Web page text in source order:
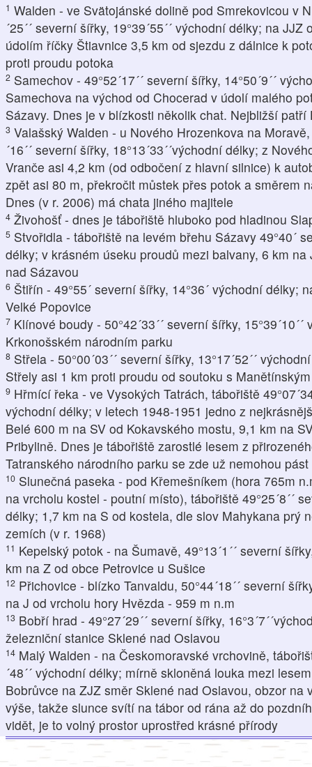
1 Walden - ve Svätojánské dolině pod Smrekovicou v
´25´´ severní šířky, 19°39´55´´ východní délky; na
údolím říčky Štiavnice 3,5 km od sjezdu z dálnice k
proti proudu potoka
2 Samechov - 49°52´17´´ severní šířky, 14°50´9´´
Samechova na východ od Chocerad v údolí malého
Sázavy. Dnes je v blízkosti několik chat. Nejbližší
3 Valašský Walden - u Nového Hrozenkova na
´16´´ severní šířky, 18°13´33´´východní délky; z
Vranče asi 4,2 km (od odbočení z hlavní silnice) k
zpět asi 80 m, překročit můstek přes potok a směrem
Dnes (v r. 2006) má chata jiného majitele
4 Živohošť - dnes je tábořiště hluboko pod hladinou
5 Stvořidla - tábořiště na levém břehu Sázavy 49°40´
délky; v krásném úseku proudů mezi balvany, 6 km
nad Sázavou
6 Štiřín - 49°55´ severní šířky, 14°36´ východní délky;
Velké Popovice
7 Klínové boudy - 50°42´33´´ severní šířky,
Krkonošském národním parku
8 Střela - 50°00´03´´ severní šířky, 13°17´52´´
Střely asi 1 km proti proudu od soutoku s
9 Hřmící řeka - ve Vysokých Tatrách, tábořiště
východní délky; v letech 1948-1951 jedno z
Belé 600 m na SV od Kokavského mostu, 9,1 km na
Pribylině. Dnes je tábořiště zarostlé lesem z
Tatranského národního parku se zde už nemohou
10 Slunečná paseka - pod Křemešníkem (hora 765m
na vrcholu kostel - poutní místo), tábořiště 49°25´8´´
délky; 1,7 km na S od kostela, dle slov Mahykana prý
zemích (v r. 1968)
11 Kepelský potok - na Šumavě, 49°13´1´´ severní
km na Z od obce Petrovice u Sušice
12 Přichovice - blízko Tanvaldu, 50°44´18´´ severní
na J od vrcholu hory Hvězda - 959 m n.m
13 Bobří hrad - 49°27´29´´ severní šířky,
železniční stanice Sklené nad Oslavou
14 Malý Walden - na Českomoravské vrchovině,
´48´´ východní délky; mírně skloněná louka mezi
Bobrůvce na ZJZ směr Sklené nad Oslavou, obzor na
výše, takže slunce svítí na tábor od rána až do
vidět, je to volný prostor uprostřed krásné přírody